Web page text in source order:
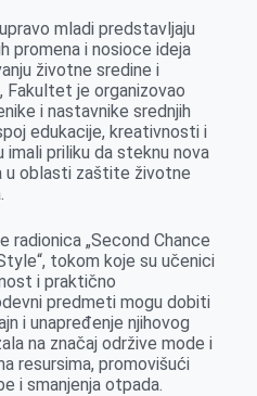
mladi predstavljaju
promena i nosioce ideja
životne sredine i
Fakultet je organizovao
i nastavnike srednjih
edukacije, kreativnosti i
imali priliku da steknu nova
u oblasti zaštite životne
radionica „Second Chance
tokom koje su učenici
i praktično
predmeti mogu dobiti
i unapređenje njihovog
na značaj održive mode i
resursima, promovišući
i smanjenja otpada.